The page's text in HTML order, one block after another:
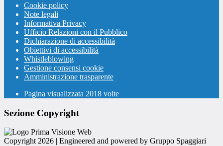
Cookie policy
Note legali
Informativa Privacy
Ufficio Relazioni con il Pubblico
Dichiarazione di accessibilità
Obiettivi di accessibilità
Whistleblowing
Gestione consensi cookie
Amministrazione trasparente
Pagina visualizzata 2018 volte
Sezione Copyright
Copyright 2026 | Engineered and powered by Gruppo Spaggiari